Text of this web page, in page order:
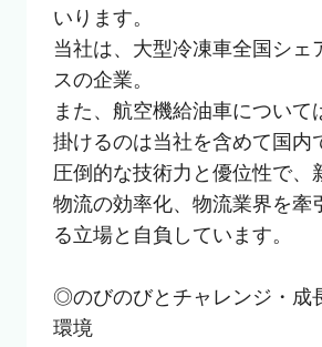
いります。
当社は、大型冷凍車全国シェ
スの企業。
また、航空機給油車について
掛けるのは当社を含めて国内
圧倒的な技術力と優位性で、
物流の効率化、物流業界を牽
る立場と自負しています。
◎のびのびとチャレンジ・成
環境